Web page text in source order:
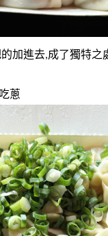
加進去,成了獨特之
蔥